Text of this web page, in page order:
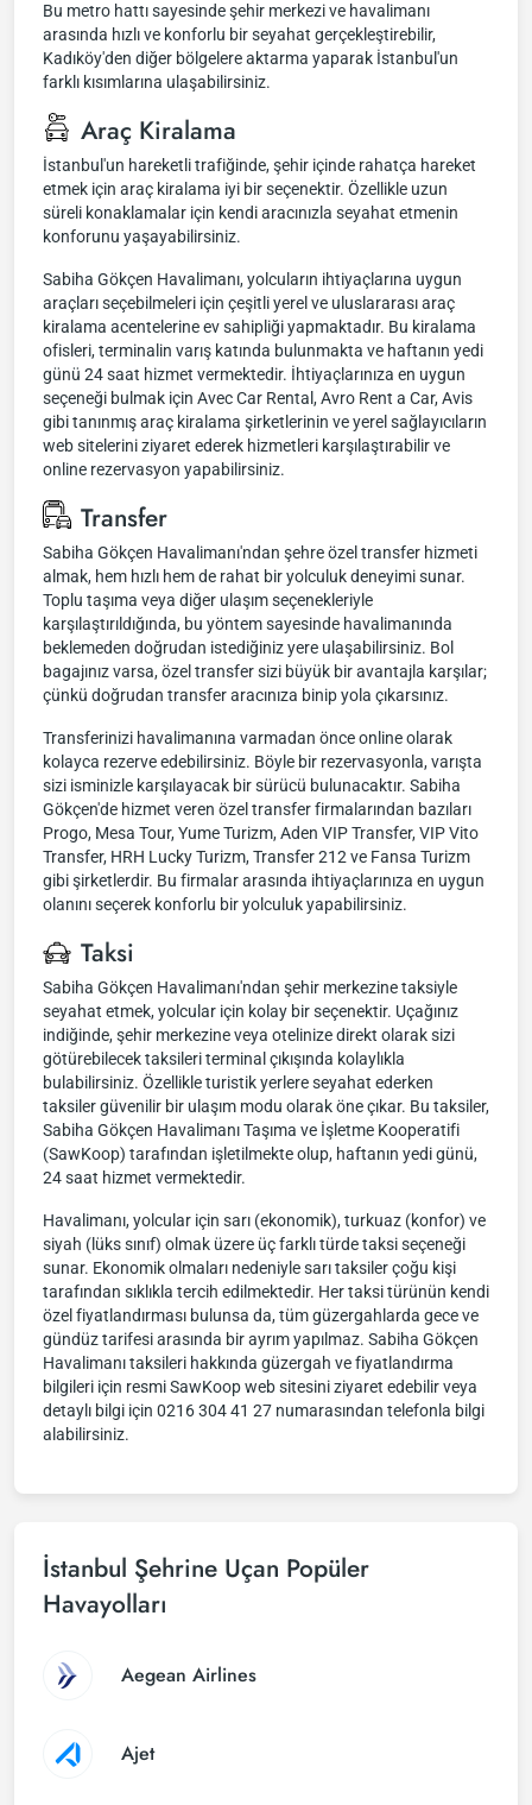
Bu metro hattı sayesinde şehir merkezi ve havalimanı
arasında hızlı ve konforlu bir seyahat gerçekleştirebilir,
Kadıköy'den diğer bölgelere aktarma yaparak İstanbul'un
farklı kısımlarına ulaşabilirsiniz.
Araç Kiralama
İstanbul'un hareketli trafiğinde, şehir içinde rahatça hareket
etmek için araç kiralama iyi bir seçenektir. Özellikle uzun
süreli konaklamalar için kendi aracınızla seyahat etmenin
konforunu yaşayabilirsiniz.
Sabiha Gökçen Havalimanı, yolcuların ihtiyaçlarına uygun
araçları seçebilmeleri için çeşitli yerel ve uluslararası araç
kiralama acentelerine ev sahipliği yapmaktadır. Bu kiralama
ofisleri, terminalin varış katında bulunmakta ve haftanın yedi
günü 24 saat hizmet vermektedir. İhtiyaçlarınıza en uygun
seçeneği bulmak için Avec Car Rental, Avro Rent a Car, Avis
gibi tanınmış araç kiralama şirketlerinin ve yerel sağlayıcıların
web sitelerini ziyaret ederek hizmetleri karşılaştırabilir ve
online rezervasyon yapabilirsiniz.
Transfer
Sabiha Gökçen Havalimanı'ndan şehre özel transfer hizmeti
almak, hem hızlı hem de rahat bir yolculuk deneyimi sunar.
Toplu taşıma veya diğer ulaşım seçenekleriyle
karşılaştırıldığında, bu yöntem sayesinde havalimanında
beklemeden doğrudan istediğiniz yere ulaşabilirsiniz. Bol
bagajınız varsa, özel transfer sizi büyük bir avantajla karşılar;
çünkü doğrudan transfer aracınıza binip yola çıkarsınız.
Transferinizi havalimanına varmadan önce online olarak
kolayca rezerve edebilirsiniz. Böyle bir rezervasyonla, varışta
sizi isminizle karşılayacak bir sürücü bulunacaktır. Sabiha
Gökçen'de hizmet veren özel transfer firmalarından bazıları
Progo, Mesa Tour, Yume Turizm, Aden VIP Transfer, VIP Vito
Transfer, HRH Lucky Turizm, Transfer 212 ve Fansa Turizm
gibi şirketlerdir. Bu firmalar arasında ihtiyaçlarınıza en uygun
olanını seçerek konforlu bir yolculuk yapabilirsiniz.
Taksi
Sabiha Gökçen Havalimanı'ndan şehir merkezine taksiyle
seyahat etmek, yolcular için kolay bir seçenektir. Uçağınız
indiğinde, şehir merkezine veya otelinize direkt olarak sizi
götürebilecek taksileri terminal çıkışında kolaylıkla
bulabilirsiniz. Özellikle turistik yerlere seyahat ederken
taksiler güvenilir bir ulaşım modu olarak öne çıkar. Bu taksiler,
Sabiha Gökçen Havalimanı Taşıma ve İşletme Kooperatifi
(SawKoop) tarafından işletilmekte olup, haftanın yedi günü,
24 saat hizmet vermektedir.
Havalimanı, yolcular için sarı (ekonomik), turkuaz (konfor) ve
siyah (lüks sınıf) olmak üzere üç farklı türde taksi seçeneği
sunar. Ekonomik olmaları nedeniyle sarı taksiler çoğu kişi
tarafından sıklıkla tercih edilmektedir. Her taksi türünün kendi
özel fiyatlandırması bulunsa da, tüm güzergahlarda gece ve
gündüz tarifesi arasında bir ayrım yapılmaz. Sabiha Gökçen
Havalimanı taksileri hakkında güzergah ve fiyatlandırma
bilgileri için resmi SawKoop web sitesini ziyaret edebilir veya
detaylı bilgi için 0216 304 41 27 numarasından telefonla bilgi
alabilirsiniz.
İstanbul Şehrine Uçan Popüler
Havayolları
Aegean Airlines
Ajet